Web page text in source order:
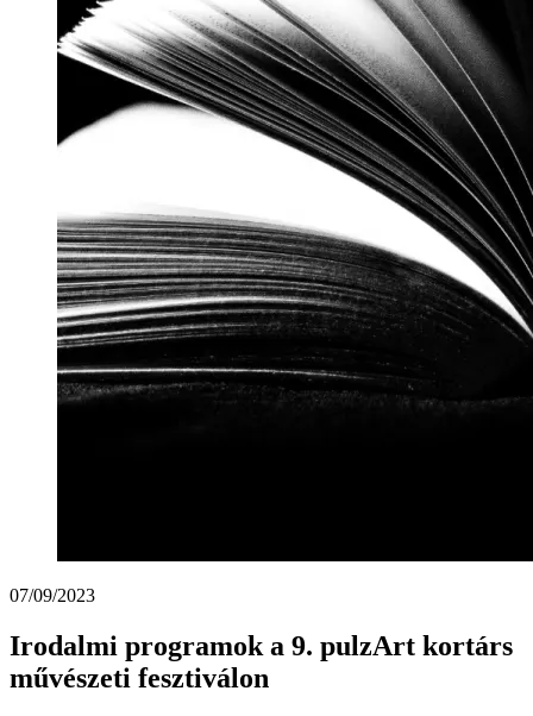
07/09/2023
Irodalmi programok a 9. pulzArt kortárs
művészeti fesztiválon